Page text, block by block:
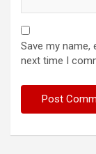
Save my name,
next time I